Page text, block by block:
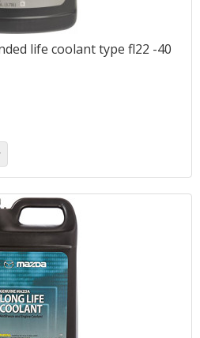
life coolant type fl22 -40